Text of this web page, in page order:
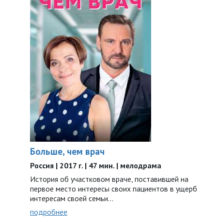
Больше, чем врач
Россия | 2017 г. | 47 мин. | мелодрама
История об участковом враче, поставившей на
первое место интересы своих пациентов в ущерб
интересам своей семьи…
подробнее